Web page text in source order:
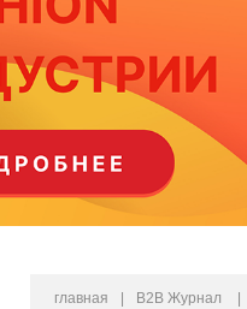
главная B2B Журнал